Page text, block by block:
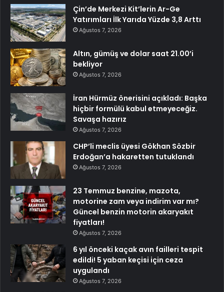
Çin’de Merkezi Kit’lerin Ar-Ge
Yatırımları İlk Yarıda Yüzde 3,8 Arttı
Ağustos 7, 2026
Altın, gümüş ve dolar saat 21.00’i
bekliyor
Ağustos 7, 2026
İran Hürmüz önerisini açıkladı: Başka
hiçbir formülü kabul etmeyeceğiz.
Savaşa hazırız
Ağustos 7, 2026
CHP’li meclis üyesi Gökhan Sözbir
Erdoğan’a hakaretten tutuklandı
Ağustos 7, 2026
23 Temmuz benzine, mazota,
motorine zam veya indirim var mı?
Güncel benzin motorin akaryakıt
fiyatları!
Ağustos 7, 2026
6 yıl önceki kaçak avın failleri tespit
edildi! 5 yaban keçisi için ceza
uygulandı
Ağustos 7, 2026